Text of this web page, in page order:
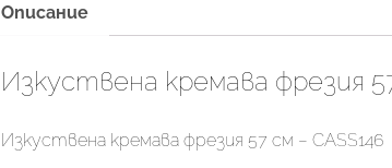
Описание
Изкуствена кремава фрезия
Изкуствена кремава фрезия 57 см – CASS146